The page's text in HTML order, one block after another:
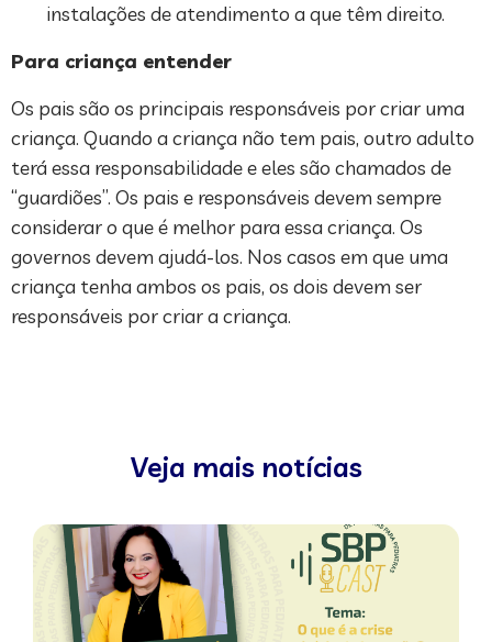
instalações de atendimento a que têm direito.
Para criança entender
Os pais são os principais responsáveis por criar uma
criança. Quando a criança não tem pais, outro adulto
terá essa responsabilidade e eles são chamados de
“guardiões”. Os pais e responsáveis devem sempre
considerar o que é melhor para essa criança. Os
governos devem ajudá-los. Nos casos em que uma
criança tenha ambos os pais, os dois devem ser
responsáveis por criar a criança.
Veja mais notícias